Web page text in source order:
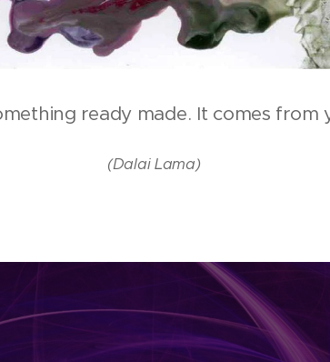
ready made. It comes from
(Dalai Lama)